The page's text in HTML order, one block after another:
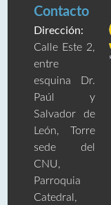
Contacto
Dirección:
Calle Este 2,
entre
esquina Dr.
Paúl y
Salvador de
León, Torre
sede del
CNU,
Parroquia
Catedral,